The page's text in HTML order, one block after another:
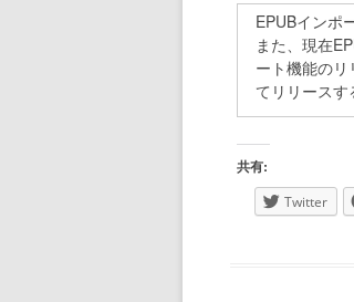
EPUBインポ
また、現在
ート機能の
てリリース
共有:
Twitter